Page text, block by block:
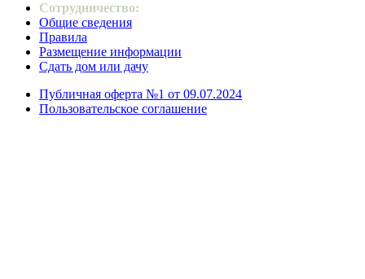
Сотрудничество:
Общие сведения
Правила
Размещение информации
Сдать дом или дачу
Публичная оферта №1 от 09.07.2024
Пользовательское соглашение